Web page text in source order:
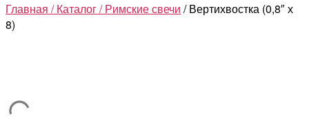
Главная /Каталог /Римские свечи / Вертихвостка (0,8″ х
8)